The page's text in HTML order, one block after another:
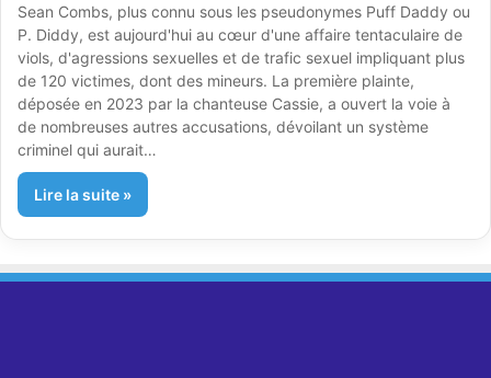
Sean Combs, plus connu sous les pseudonymes Puff Daddy ou
P. Diddy, est aujourd'hui au cœur d'une affaire tentaculaire de
viols, d'agressions sexuelles et de trafic sexuel impliquant plus
de 120 victimes, dont des mineurs. La première plainte,
déposée en 2023 par la chanteuse Cassie, a ouvert la voie à
de nombreuses autres accusations, dévoilant un système
criminel qui aurait…
Lire la suite »